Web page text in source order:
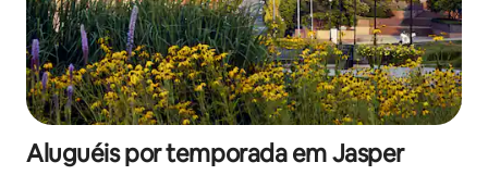
Aluguéis por temporada em Jasper